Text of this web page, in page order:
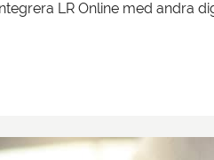
LR Online med andra